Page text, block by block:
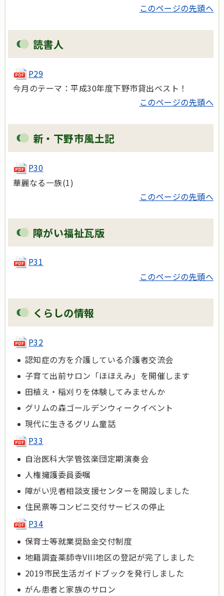
このページの先頭へ
読書人
P29
今月のテーマ：平成30年度下野市貸出ベスト！
このページの先頭へ
新・下野市風土記
P30
華麗なる一族(1)
このページの先頭へ
障がい福祉瓦版
P31
このページの先頭へ
くらしの情報
P32
認知症の方を介護している介護者交流会
子育て出前サロン「ほほえみ」を開催します
田植え・稲刈りを体験してみませんか
グリムの森ゴールデンウィークイベント
現代に生きるグリム童話
P33
自治医科大学管弦楽団定期演奏会
人権擁護委員委嘱
障がい児者相談支援センターを開設しました
住民票等コンビニ交付サービスの停止
P34
保育士等就業奨励金交付制度
地籍調査薬師寺VIII地区の登記が完了しました
2019市民生活ガイドブックを発行しました
がん患者と家族のサロン